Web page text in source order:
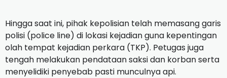
Hingga saat ini, pihak kepolisian telah memasang garis
polisi (police line) di lokasi kejadian guna kepentingan
olah tempat kejadian perkara (TKP). Petugas juga
tengah melakukan pendataan saksi dan korban serta
menyelidiki penyebab pasti munculnya api.